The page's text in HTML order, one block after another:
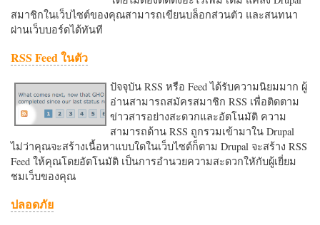
สมาชิกในเว็บไซต์ของคุณสามารถเขียนบล็อกส่วนตัว และสนทนา
ผ่านเว็บบอร์ดได้ทันที
RSS Feed ในตัว
ปัจจุบัน RSS หรือ Feed ได้รับความนิยมมาก ผู้
อ่านสามารถสมัครสมาชิก RSS เพื่อติดตาม
ข่าวสารอย่างสะดวกและอัตโนมัติ ความ
สามารถด้าน RSS ถูกรวมเข้ามาใน Drupal
ไม่ว่าคุณจะสร้างเนื้อหาแบบใดในเว็บไซต์ก็ตาม Drupal จะสร้าง RSS
Feed ให้คุณโดยอัตโนมัติ เป็นการอำนวยความสะดวกใหักับผู้เยี่ยม
ชมเว็บของคุณ
ปลอดภัย